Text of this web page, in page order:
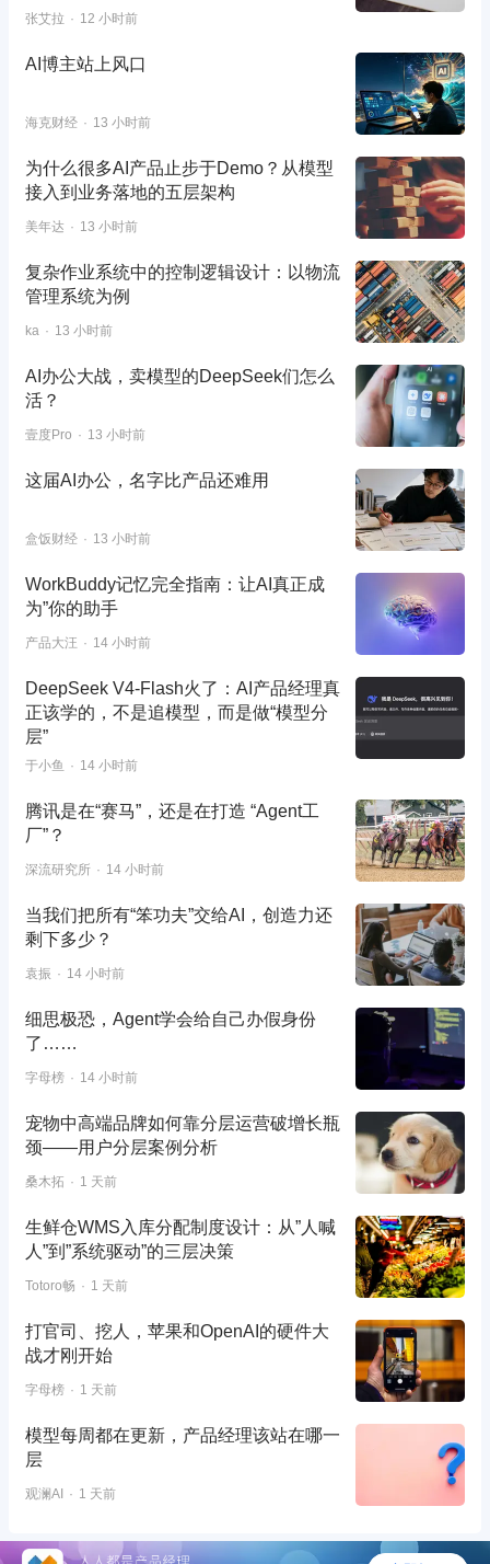
张艾拉 12 小时前
AI博主站上风口
海克财经 13 小时前
为什么很多AI产品止步于Demo？从模型
接入到业务落地的五层架构
美年达 13 小时前
复杂作业系统中的控制逻辑设计：以物流
管理系统为例
ka 13 小时前
AI办公大战，卖模型的DeepSeek们怎么
活？
壹度Pro 13 小时前
这届AI办公，名字比产品还难用
盒饭财经 13 小时前
WorkBuddy记忆完全指南：让AI真正成
为”你的助手
产品大汪 14 小时前
DeepSeek V4-Flash火了：AI产品经理真
正该学的，不是追模型，而是做“模型分
层”
于小鱼 14 小时前
腾讯是在“赛马”，还是在打造 “Agent工
厂”？
深流研究所 14 小时前
当我们把所有“笨功夫”交给AI，创造力还
剩下多少？
袁振 14 小时前
细思极恐，Agent学会给自己办假身份
了……
字母榜 14 小时前
宠物中高端品牌如何靠分层运营破增长瓶
颈——用户分层案例分析
桑木拓 1 天前
生鲜仓WMS入库分配制度设计：从”人喊
人”到”系统驱动”的三层决策
Totoro畅 1 天前
打官司、挖人，苹果和OpenAI的硬件大
战才刚开始
字母榜 1 天前
模型每周都在更新，产品经理该站在哪一
层
观澜AI 1 天前